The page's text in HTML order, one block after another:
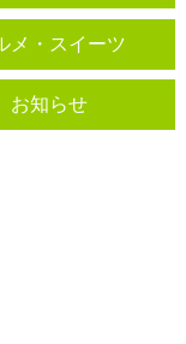
メ・スイーツ
お知らせ